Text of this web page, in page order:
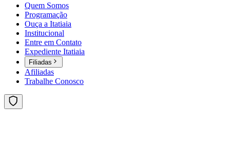
Quem Somos
Programação
Ouça a Itatiaia
Institucional
Entre em Contato
Expediente Itatiaia
Filiadas
Afiliadas
Trabalhe Conosco